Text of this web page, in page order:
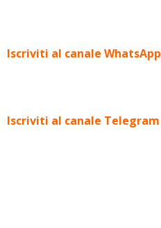
Iscriviti al canale WhatsApp
Iscriviti al canale Telegram